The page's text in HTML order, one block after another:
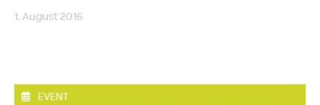
1. August 2016
EVENT